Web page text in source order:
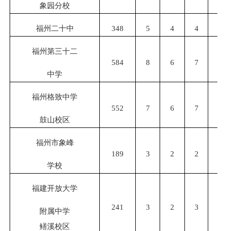
象园分校
福州二十中 348 5 4 4
福州第三十二
中学
584 8 6 7
福州格致中学
鼓山校区
552 7 6 7
福州市象峰
学校
189 3 2 2
福建开放大学
附属中学
鳝溪校区
241 3 2 3